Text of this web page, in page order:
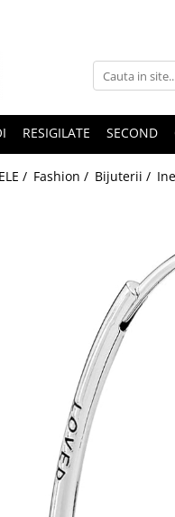
RESIGILATE SECOND
/ Fashion / Bijuterii /